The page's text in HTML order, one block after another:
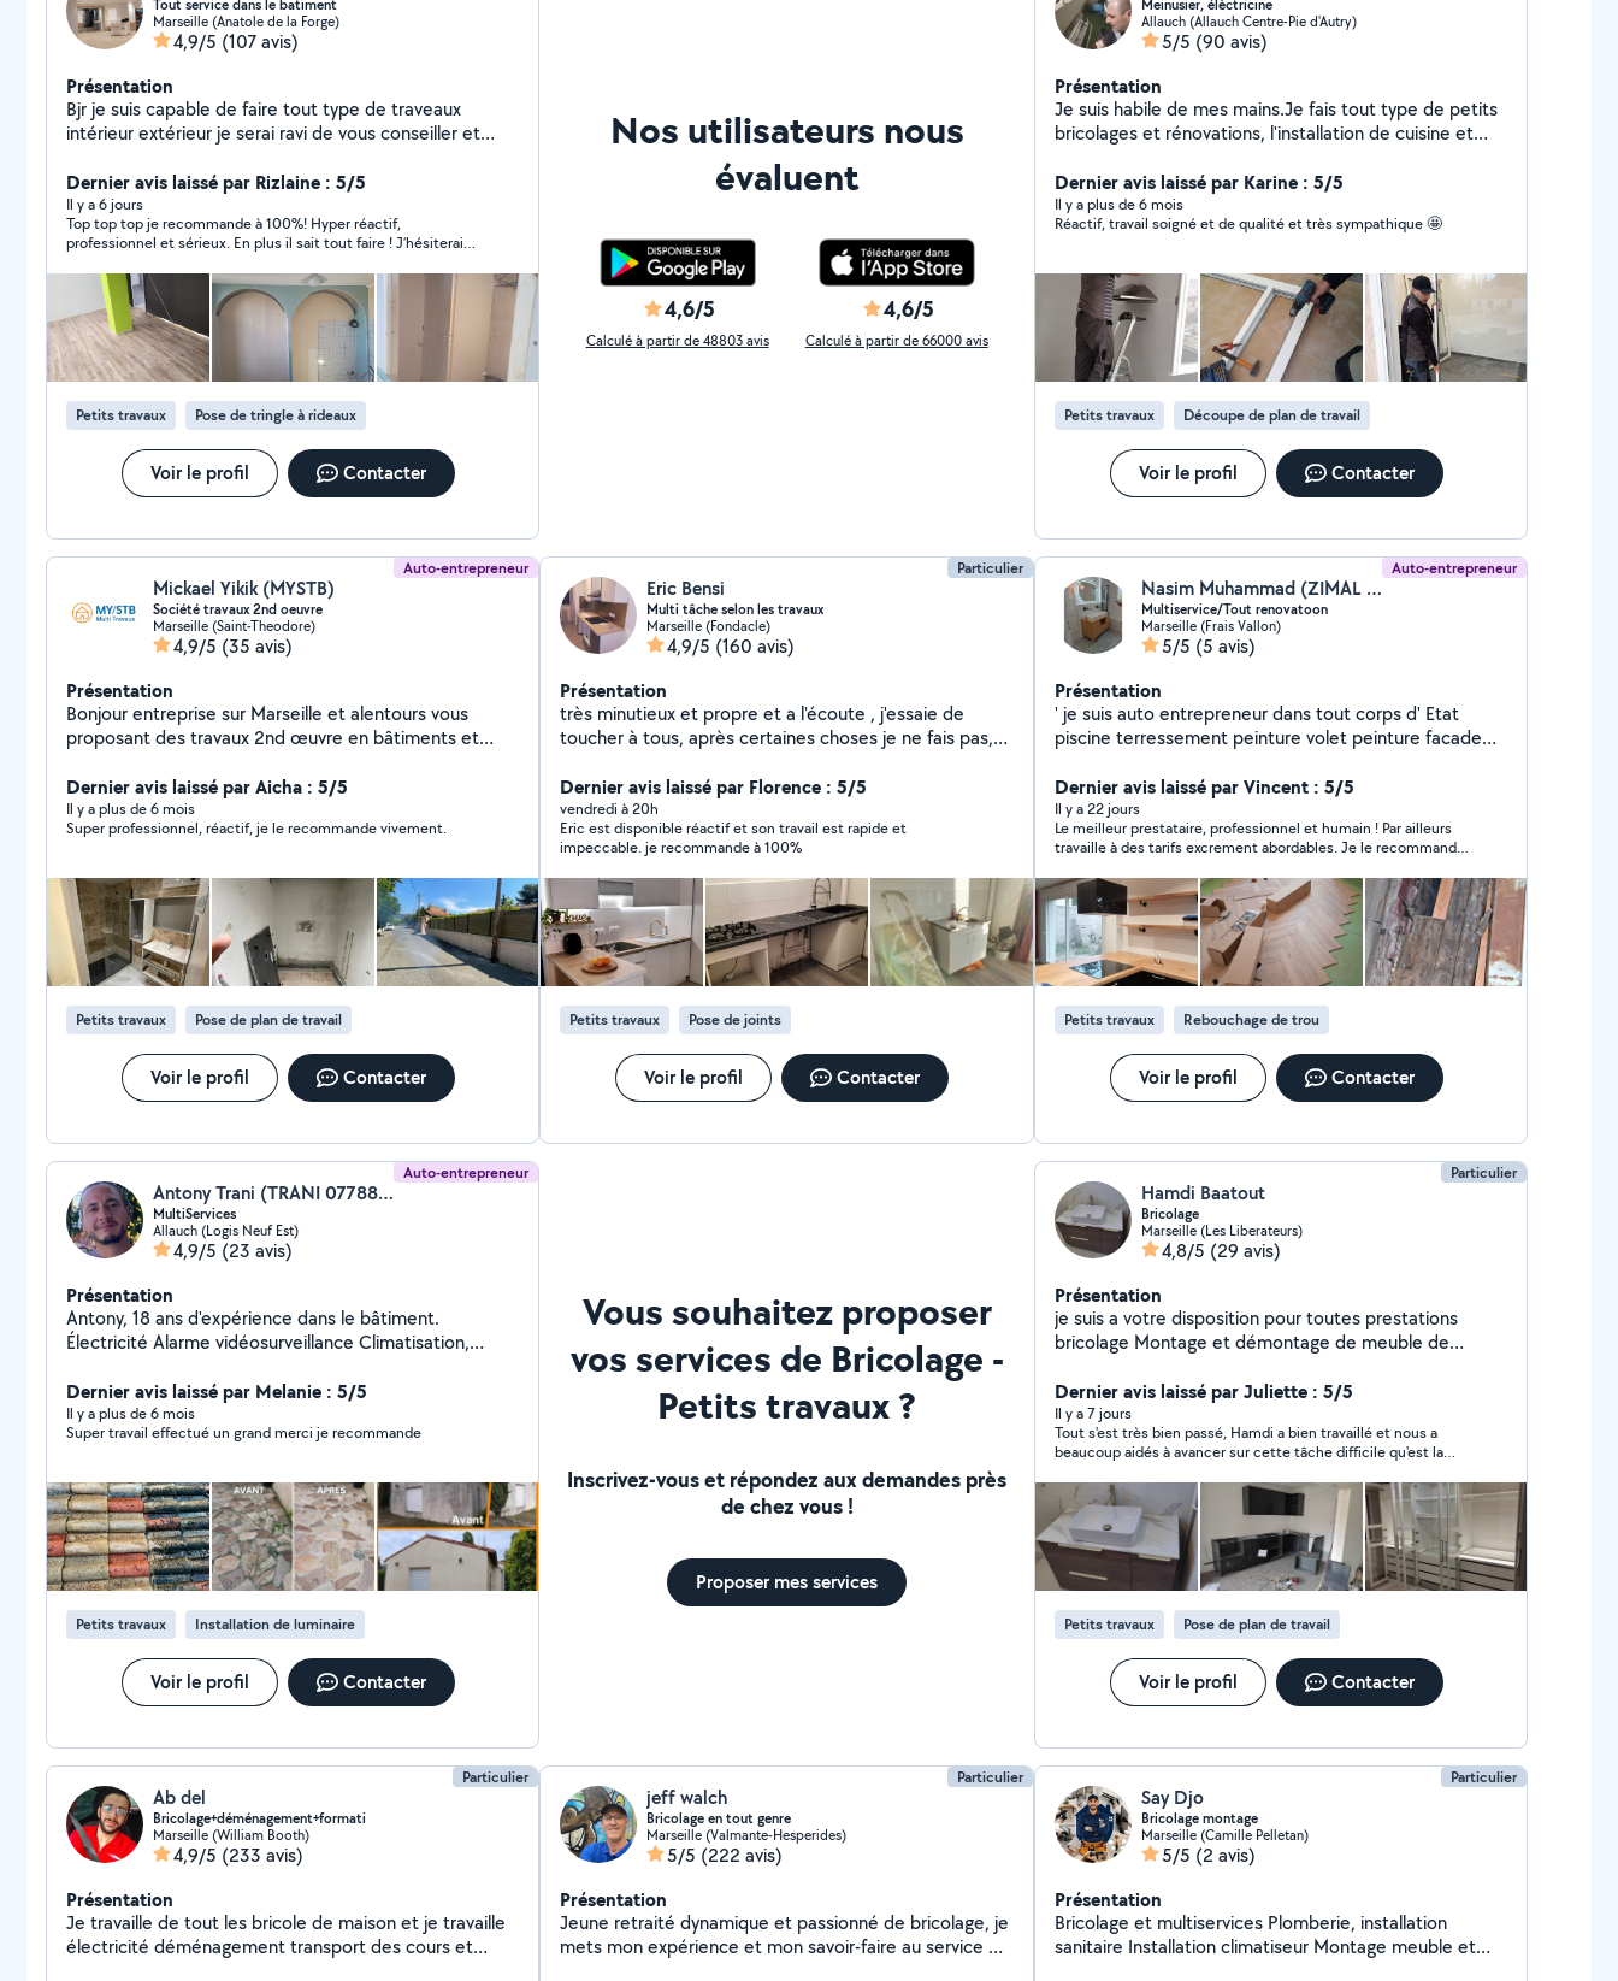
Tout service dans le batiment
Marseille (Anatole de la Forge)
4,9/5 (107 avis)
Présentation
Bjr je suis capable de faire tout type de traveaux
intérieur extérieur je serai ravi de vous conseiller et
aménagement je suis outiller véhiculer pour petit au
gros traveaux j ai bcp d expérience dans les norme dtu
etc c
Dernier avis laissé par Rizlaine : 5/5
Il y a 6 jours
Top top top je recommande à 100%! Hyper réactif,
professionnel et sérieux. En plus il sait tout faire ! J’hésiterai
Petits travaux Pose de tringle à rideaux
Voir le profil Contacter
Nos utilisateurs nous
évaluent
4,6/5
Calculé à partir de 48803 avis
4,6/5
Calculé à partir de 66000 avis
Meinusier, élèctricine
Allauch (Allauch Centre-Pie d'Autry)
5/5 (90 avis)
Présentation
Je suis habile de mes mains.Je fais tout type de petits
bricolages et rénovations, l'installation de cuisine et
d'etagére, et de la parquet, je suis un meinusier et
l'électricien.. . Je suis un artisan, et je propose mes
services à qui en a besoin.
Dernier avis laissé par Karine : 5/5
Il y a plus de 6 mois
Réactif, travail soigné et de qualité et très sympathique 🤩
Petits travaux Découpe de plan de travail
Voir le profil Contacter
Auto-entrepreneur
Mickael Yikik (MYSTB)
Société travaux 2nd oeuvre
Marseille (Saint-Theodore)
4,9/5 (35 avis)
Présentation
Bonjour entreprise sur Marseille et alentours vous
proposant des travaux 2nd œuvre en bâtiments et
Maçonnerie ********************************************* -
Cuisine/ SDB / Dépannage Express
********************************************* - Pompe de
Dernier avis laissé par Aicha : 5/5
Il y a plus de 6 mois
Super professionnel, réactif, je le recommande vivement.
Petits travaux Pose de plan de travail
Voir le profil Contacter
Particulier
Eric Bensi
Multi tâche selon les travaux
Marseille (Fondacle)
4,9/5 (160 avis)
Présentation
très minutieux et propre et a l'écoute , j'essaie de
toucher à tous, après certaines choses je ne fais pas,
Dernier avis laissé par Florence : 5/5
vendredi à 20h
Eric est disponible réactif et son travail est rapide et
impeccable. je recommande à 100%
Petits travaux Pose de joints
Voir le profil Contacter
Auto-entrepreneur
Nasim Muhammad (ZIMAL CONSTRUCTION)
Multiservice/Tout renovatoon
Marseille (Frais Vallon)
5/5 (5 avis)
Présentation
' je suis auto entrepreneur dans tout corps d' Etat
piscine terressement peinture volet peinture facade
Dernier avis laissé par Vincent : 5/5
Il y a 22 jours
Le meilleur prestataire, professionnel et humain ! Par ailleurs
travaille à des tarifs excrement abordables. Je le recommande à
cela existe et il en est là preuve.
Petits travaux Rebouchage de trou
Voir le profil Contacter
Auto-entrepreneur
Antony Trani (TRANI 0778808941)
MultiServices
Allauch (Logis Neuf Est)
4,9/5 (23 avis)
Présentation
Antony, 18 ans d'expérience dans le bâtiment.
Électricité Alarme vidéosurveillance Climatisation,
échangeur avec karcher professionnel pour pac et
climatisation) Vmc Plomberie Salle de bain Placo
Peinture Démolition évacuation Montage de meubles
moustiquaires, volets roulants sur mesures Nettoyage
toiture / façade / terrasse traitement anti-mousse et
hydrofuge Jardin Taille de haies Débroussaillage Tonte
de pelouse Entretien Etc.. Entreprise déclarée Services
à la Personne (SAP) : profitez de 50 % de crédit
d'impôt sur de nombreuses prestations à domicile.
Nous acceptons aussi les CESU (Chèque Emploi
Service Universel), y compris préfinancés. Nos
engagements : Devis gratuits et transparents
Interventions soignées Confiance, proximité et
sont gratuits n'hésitez pas à me contacter si vous
n'avez pas de réponse de ma part au O7788O8941.
Dernier avis laissé par Melanie : 5/5
Il y a plus de 6 mois
Super travail effectué un grand merci je recommande
Petits travaux Installation de luminaire
Voir le profil Contacter
Vous souhaitez proposer
vos services de Bricolage -
Petits travaux ?
Inscrivez-vous et répondez aux demandes près
de chez vous !
Proposer mes services
Particulier
Hamdi Baatout
Bricolage
Marseille (Les Liberateurs)
4,8/5 (29 avis)
Présentation
je suis a votre disposition pour toutes prestations
bricolage Montage et démontage de meuble de
électrique et réparation Installation d'eau froid et
chaud et évacuation Montage de tringle ، lustre,
ventilateur , lampe .... Menuiserie générale Peindre et
enduit Réparation électroménager a domicile Jardinage
Nettoyage maison , garage .... Aide déménagement ....
je suis disponible sur tous Marseille
Dernier avis laissé par Juliette : 5/5
Il y a 7 jours
Tout s'est très bien passé, Hamdi a bien travaillé et nous a
beaucoup aidés à avancer sur cette tâche difficile qu'est la
Petits travaux Pose de plan de travail
Voir le profil Contacter
Particulier
Ab del
Bricolage+déménagement+formati
Marseille (William Booth)
4,9/5 (233 avis)
Présentation
Je travaille de tout les bricole de maison et je travaille
électricité déménagement transport des cours et
Particulier
jeff walch
Bricolage en tout genre
Marseille (Valmante-Hesperides)
5/5 (222 avis)
Présentation
Jeune retraité dynamique et passionné de bricolage, je
mets mon expérience et mon savoir-faire au service de
Particulier
Say Djo
Bricolage montage
Marseille (Camille Pelletan)
5/5 (2 avis)
Présentation
Bricolage et multiservices Plomberie, installation
sanitaire Installation climatiseur Montage meuble et